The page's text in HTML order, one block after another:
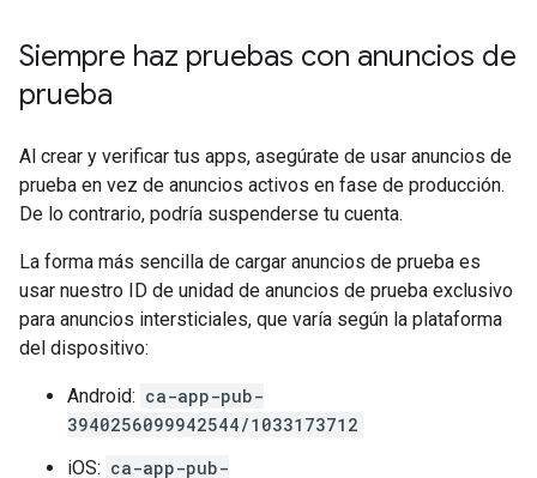
Siempre haz pruebas con anuncios de
prueba
Al crear y verificar tus apps, asegúrate de usar anuncios de
prueba en vez de anuncios activos en fase de producción.
De lo contrario, podría suspenderse tu cuenta.
La forma más sencilla de cargar anuncios de prueba es
usar nuestro ID de unidad de anuncios de prueba exclusivo
para anuncios intersticiales, que varía según la plataforma
del dispositivo:
Android: ca-app-pub-
3940256099942544/1033173712
iOS: ca-app-pub-